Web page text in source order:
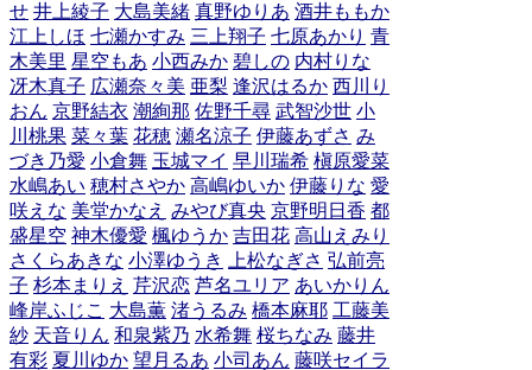
せ 井上綾子 大島美緒 真野ゆりあ 酒井ももか
江上しほ 七瀬かすみ 三上翔子 七原あかり 青
木美里 星空もあ 小西みか 碧しの 内村りな
冴木真子 広瀬奈々美 亜梨 逢沢はるか 西川り
おん 京野結衣 潮絢那 佐野千尋 武智沙世 小
川桃果 菜々葉 花穂 瀬名涼子 伊藤あずさ み
づき乃愛 小倉舞 玉城マイ 早川瑞希 槇原愛菜
水嶋あい 穂村さやか 高嶋ゆいか 伊藤りな 愛
咲えな 美堂かなえ みやび真央 京野明日香 都
盛星空 神木優愛 楓ゆうか 吉田花 高山えみり
さくらあきな 小澤ゆうき 上松なぎさ 弘前亮
子 杉本まりえ 芹沢恋 芦名ユリア あいかりん
峰岸ふじこ 大島薫 渚うるみ 橋本麻耶 工藤美
紗 天音りん 和泉紫乃 水希舞 桜ちなみ 藤井
有彩 夏川ゆか 望月るあ 小司あん 藤咲セイラ